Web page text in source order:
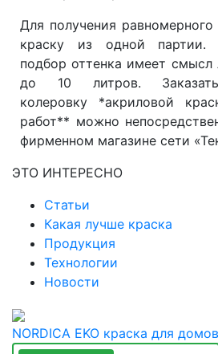
Для получения
краску из одной партии.
подбор оттенка имеет
до 10 литров.
колеровку *акриловой
работ** можно
фирменном магазине сети
ЭТО ИНТЕРЕСНО
Статьи
Какая лучше краска
Продукция
Технологии
Новости
NORDICA EKO краска для